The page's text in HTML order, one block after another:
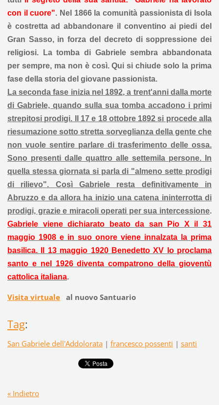
con il cuore". Nel 1866 la comunità passionista di Isola
è costretta ad abbandonare il conventino ai piedi del
Gran Sasso, in forza del decreto di soppressione dei
religiosi. La tomba di Gabriele sembra abbandonata
per sempre, ma non è così. Qui si chiude solo la prima
fase della storia del giovane passionista.
La seconda fase inizia nel 1892, a trent'anni dalla morte
di Gabriele, quando sulla sua tomba accadono i primi
strepitosi prodigi. Il 17 e 18 ottobre 1892 si procede alla
riesumazione sotto stretta sorveglianza della gente che
non vuole sentire parlare di trasferimento delle ossa.
Sono presenti dalle quattro alle settemila persone. In
quella stessa giornata si parla di "almeno sette prodigi
di rilievo". Così Gabriele resta definitivamente in
Abruzzo e da allora ha inizio una catena ininterrotta di
prodigi, grazie e miracoli operati per sua intercessione.
Gabriele viene dichiarato beato da san Pio X il 31
maggio 1908 e in suo onore viene innalzata la prima
basilica. Il 13 maggio 1920 Benedetto XV lo proclama
santo e nel 1926 diventa compatrono della gioventù
cattolica italiana.
Visita virtualeal nuovo Santuario
Tag:
San Gabriele dell'Addolorata | francesco possenti | santi
« Indietro